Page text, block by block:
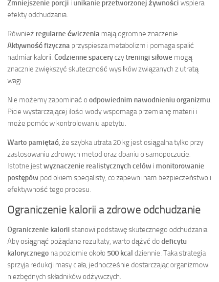
Zmniejszenie porcji i unikanie przetworzonej żywności wspiera
efekty odchudzania.
Również regularne ćwiczenia mają ogromne znaczenie.
Aktywność fizyczna przyspiesza metabolizm i pomaga spalić
nadmiar kalorii. Codzienne spaceryczytreningi siłowe mogą
znacznie zwiększyć skuteczność wysiłków związanych z utratą
wagi.
Nie możemy zapominać o odpowiednim nawodnieniu organizmu.
Picie wystarczającej ilości wody wspomaga przemianę materii i
może pomóc w kontrolowaniu apetytu.
Warto pamiętać, że szybka utrata 20 kg jest osiągalna tylko przy
zastosowaniu zdrowych metod oraz dbaniu o samopoczucie.
Istotne jestwyznaczenie realistycznych celów i monitorowanie
postępów pod okiem specjalisty, co zapewni nam bezpieczeństwo i
efektywność tego procesu.
Ograniczenie kalorii a zdrowe odchudzanie
Ograniczenie kalorii stanowi podstawę skutecznego odchudzania.
Aby osiągnąć pożądane rezultaty, warto dążyć do deficytu
kalorycznego na poziomie około 500 kcal dziennie. Taka strategia
sprzyja redukcji masy ciała, jednocześnie dostarczając organizmowi
niezbędnych składników odżywczych.